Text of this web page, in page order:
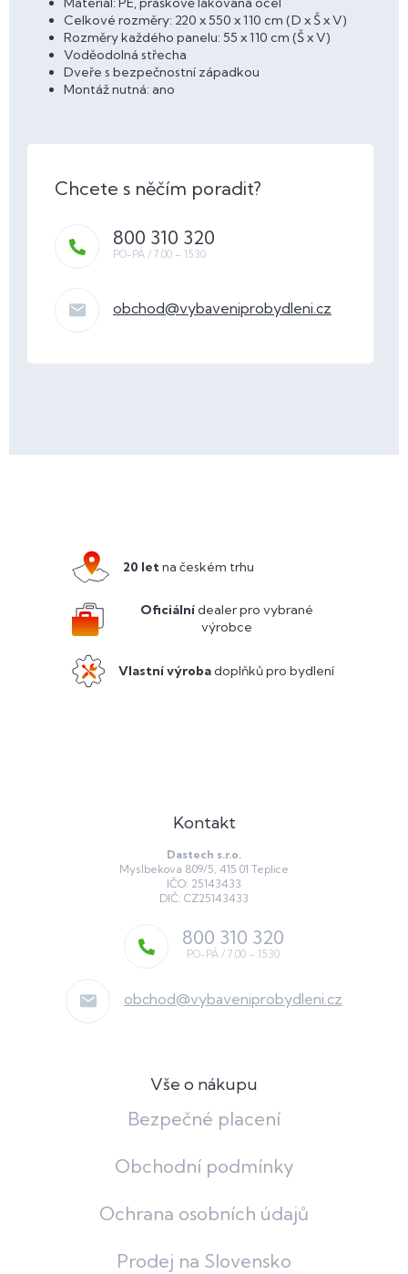
Celkové rozměry: 220 x 550 x 110 cm (D x Š x V)
Rozměry každého panelu: 55 x 110 cm (Š x V)
Voděodolná střecha
Dveře s bezpečnostní západkou
Montáž nutná: ano
obchod@vybaveniprobydleni.cz
800 310 320
20 letna českém trhu
Oficiálnídealer pro vybrané
výrobce
Vlastní výrobadoplňků pro bydlení
Kontakt
Dastech s.r.o.
Myslbekova 809/5, 415 01 Teplice
IČO: 25143433
DIČ: CZ25143433
obchod@vybaveniprobydleni.cz
800 310 320
Vše o nákupu
Bezpečné placení
Obchodní podmínky
Ochrana osobních údajů
Prodej na Slovensko